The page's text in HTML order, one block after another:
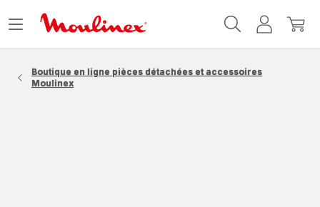
MonMon
Ouvrir
Boutique en ligne pièces détachées et accessoires
Moulinex